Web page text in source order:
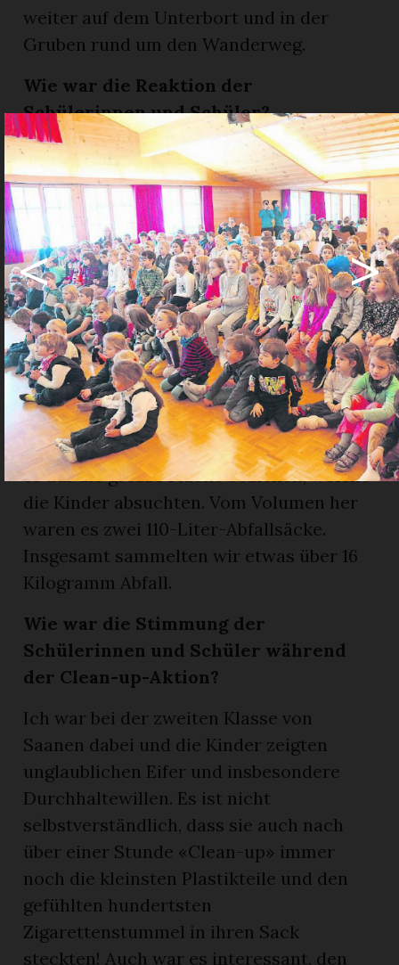
weiter auf dem Unterbort und in der
Gruben rund um den Wanderweg.
Wie war die Reaktion der
Schülerinnen und Schüler?
Ich hatte vor der Preisverleihung nur
Kontakt mit der Schulleiterin von Saanen,
Eva Frautschi, und der
Primarschulleiterin Joanna Havenhand
von der John-F.-Kennedy-Schule. Sie
waren natürlich begeistert! Die Kinder
zeigten mir ihren Stolz am 1. Dezember,
als sie den Wanderpreis erhielten.
Wie viel Abfall habt ihr insgesamt
gesammelt?
Zum Glück vergleichbar wenig, wenn wir
es auf die grosse Fläche beziehen, welche
die Kinder absuchten. Vom Volumen her
waren es zwei 110-Liter-Abfallsäcke.
Insgesamt sammelten wir etwas über 16
Kilogramm Abfall.
Wie war die Stimmung der
Schülerinnen und Schüler während
der Clean-up-Aktion?
Ich war bei der zweiten Klasse von
Saanen dabei und die Kinder zeigten
unglaublichen Eifer und insbesondere
Durchhaltewillen. Es ist nicht
selbstverständlich, dass sie auch nach
über einer Stunde «Clean-up» immer
noch die kleinsten Plastikteile und den
gefühlten hundertsten
Zigarettenstummel in ihren Sack
steckten! Auch war es interessant, den
< >